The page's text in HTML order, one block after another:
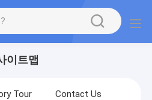
이트맵
Tour Contact Us